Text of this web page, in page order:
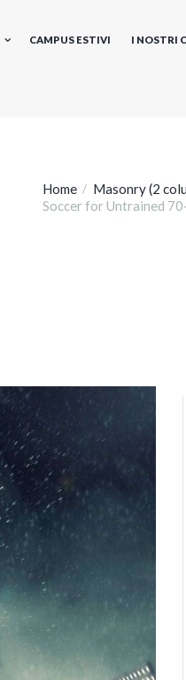
CAMPUS ESTIVI I NOSTRI
Home
Masonry (2
Soccer for Untrained